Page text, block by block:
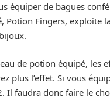
équiper de bagues
Potion Fingers, exploite
de potion équipé,
plus l’effet. Si vous
Il faudra donc faire le